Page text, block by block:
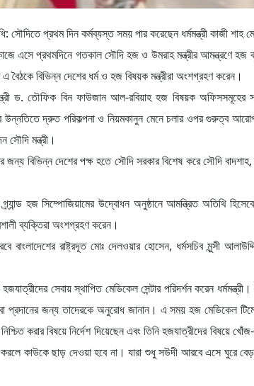
সৌদিতে প্রথম দিন কর্মব্যস্ত সময় পার করেছেন ধর্মমন্ত্রী কাজী শাহ
এসে প্রথমদিনে গতকাল সৌদি হজ ও উমরাহ মন্ত্রীর আমন্ত্রণে হজ
এ বৈঠকে বিভিন্ন দেশের ধর্ম ও হজ বিষয়ক মন্ত্রীরা অংশগ্রহণ করেন।
ড. তৌফিক বিন ফাউজান আল-রবিয়াহ হজ বিষয়ক অফিসসমূহের
উন্নতিতে দ্রুত পরিকল্পনা ও নিয়মকানুন মেনে চলার ওপর গুরুত্ব
সৌদি মন্ত্রী।
বিভিন্ন দেশের পক্ষ হতে সৌদি সরকার বিশেষ করে সৌদি বাদশাহ,
হজ সিম্পোজিয়ামের উদ্বোধন অনুষ্ঠানে আমন্ত্রিত অতিথি
ব্যক্তিরা অংশগ্রহণ করেন।
বাংলাদেশের রাষ্ট্রদূত মোঃ দেলওয়ার হোসেন, ধর্মসচিব মুন্সী
সেবায় স্থাপিত মেডিকেল সেন্টার পরিদর্শন করেন
প্রদানের জন্য তাদেরকে অনুরোধ জানান। এ সময় হজ মেডিকেল
করার বিষয়ে নির্দেশ দিয়েছেন এবং তিনি হজযাত্রীদের বিষয়ে
কাউকে ছাড় দেওয়া হবে না। যারা শুধু সউদী আরবে এসে ঘুরে